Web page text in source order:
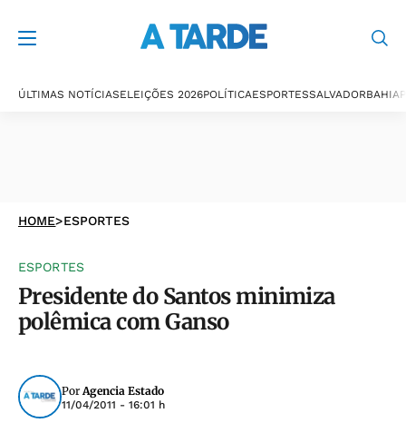
ÚLTIMAS NOTÍCIASELEIÇÕES 2026POLÍTICAESPORTESSALVADORBAHIA
HOME>ESPORTES
ESPORTES
Presidente do Santos minimiza
polêmica com Ganso
PorAgencia Estado
11/04/2011 - 16:01 h